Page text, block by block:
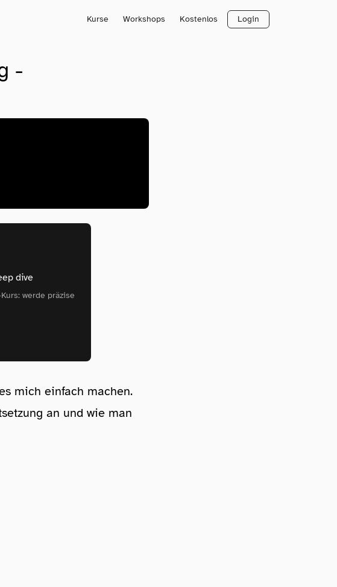
Kurse Workshops Kostenlos Login
-
dive
werde präzise
mich einfach machen.
an und wie man